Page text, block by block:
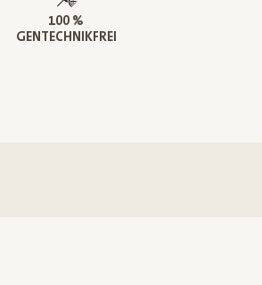
100 %
GENTECHNIKFREI